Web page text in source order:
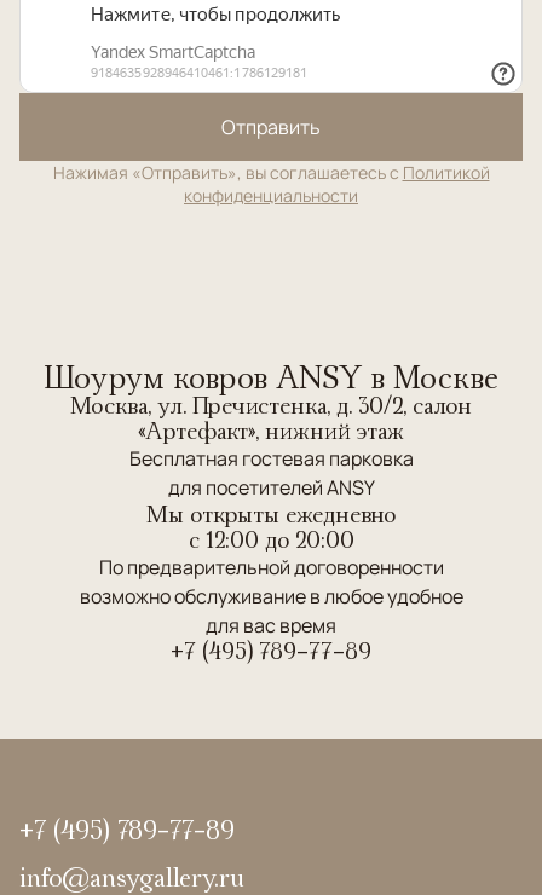
Отправить
Нажимая «Отправить», вы соглашаетесь с Политикой
конфиденциальности
Шоурум ковров ANSY в Москве
Москва, ул. Пречистенка, д. 30/2, салон
«Артефакт», нижний этаж
Бесплатная гостевая парковка
для посетителей ANSY
Мы открыты ежедневно
c 12:00 до 20:00
По предварительной договоренности
возможно обслуживание в любое удобное
для вас время
+7 (495) 789-77-89
+7 (495) 789-77-89
info@ansygallery.ru